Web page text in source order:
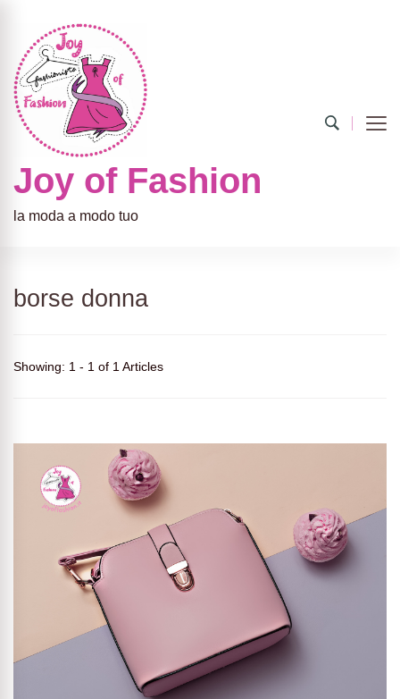
Joy of Fashion
la moda a modo tuo
borse donna
Showing: 1 - 1 of 1 Articles